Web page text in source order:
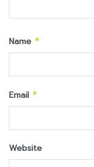
Name *
Email *
Website